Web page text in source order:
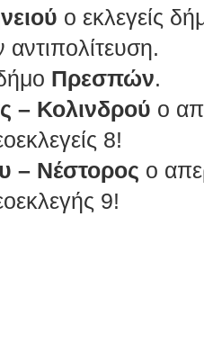
ο εκλεγείς
Πρεσπών.
– Κολινδρού ο
8!
– Νέστορος ο
9!